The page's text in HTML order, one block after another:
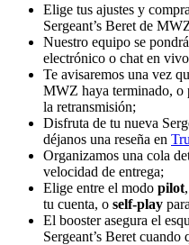
Elige tus ajustes y
Sergeant’s Beret de
Nuestro equipo se
electrónico o chat en
Te avisaremos una vez
MWZ haya terminado, o
la retransmisión;
Disfruta de tu nueva
déjanos una reseña en
Organizamos una cola
velocidad de entrega;
Elige entre el modo pilot
tu cuenta, o self-play
El booster asegura el
Sergeant’s Beret cuando